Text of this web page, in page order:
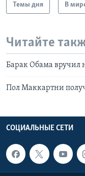
Темы дня В
Читайте
Барак Обама вручил
Пол Маккартни
СОЦИАЛЬНЫЕ СЕТИ